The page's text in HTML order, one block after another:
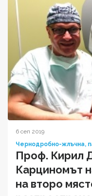
6 сеп 2019
Чернодробно-жлъчна,
Проф. Кирил
Карциномът
на второ